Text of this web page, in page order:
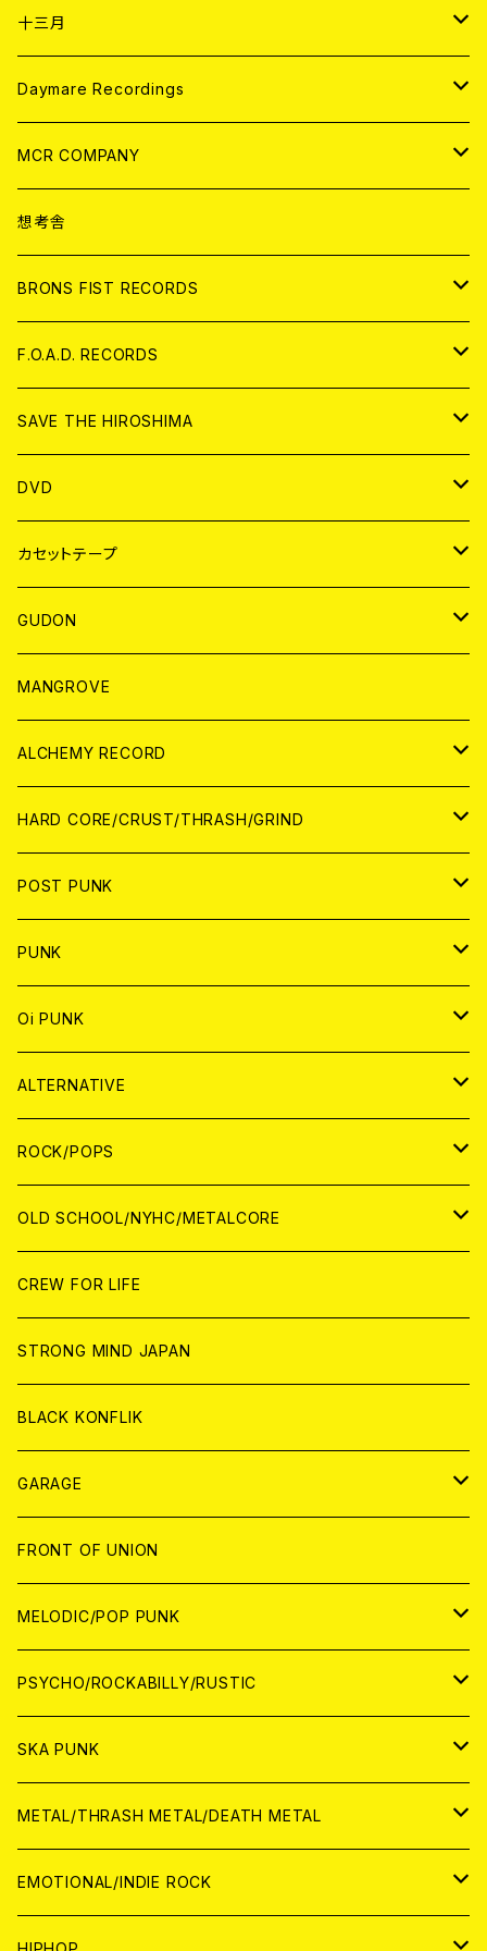
ANALOG
アパレル
CD
ANALOG
十三月
CD
ANALOG
Daymare Recordings
CD
ANALOG
MCR COMPANY
CD
アパレル
ANALOG
想考舎
BRONS FIST RECORDS
CD
ANALOG
F.O.A.D. RECORDS
CD
ANALOG
SAVE THE HIROSHIMA
アパレル
BADGE
DVD
JAPAN
WORLD
カセットテープ
JAPAN
WORLD
GUDON
アパレル
PATCH
アナログ
DIGITAL CONTENTS
MANGROVE
ALCHEMY RECORD
CD
ANALOG
HARD CORE/CRUST/THRASH/GRIND
JAPAN
CD
ANALOG
WORLD
CD
ANALOG
POST PUNK
CD
JAPAN
WORLD
ANALOG
JAPAN
WORLD
PUNK
JAPAN
CD
ANALOG
WORLD
CD
ANALOG
Oi PUNK
JAPAN
CD
ANALOG
WOLRD
CD
ANALOG
ALTERNATIVE
JAPAN
CD
ANALOG
WORLD
CD
ANALOG
ROCK/POPS
JAPAN
CD
ANALOG
WORLD
CD
ANALOG
OLD SCHOOL/NYHC/METALCORE
JAPAN
CD
ANALOG
WORLD
CD
ANALOG
CREW FOR LIFE
STRONG MIND JAPAN
BLACK KONFLIK
GARAGE
JAPAN
アナログ
CD
WORLD
アナログ
CD
FRONT OF UNION
MELODIC/POP PUNK
JAPAN
CD
ANALOG
WORLD
CD
ANALOG
PSYCHO/ROCKABILLY/RUSTIC
JAPAN
CD
ANALOG
WORLD
CD
ANALOG
SKA PUNK
JAPAN
CD
ANALOG
WORLD
CD
METAL/THRASH METAL/DEATH METAL
JAPAN
CD
WORLD
EMOTIONAL/INDIE ROCK
JAPAN